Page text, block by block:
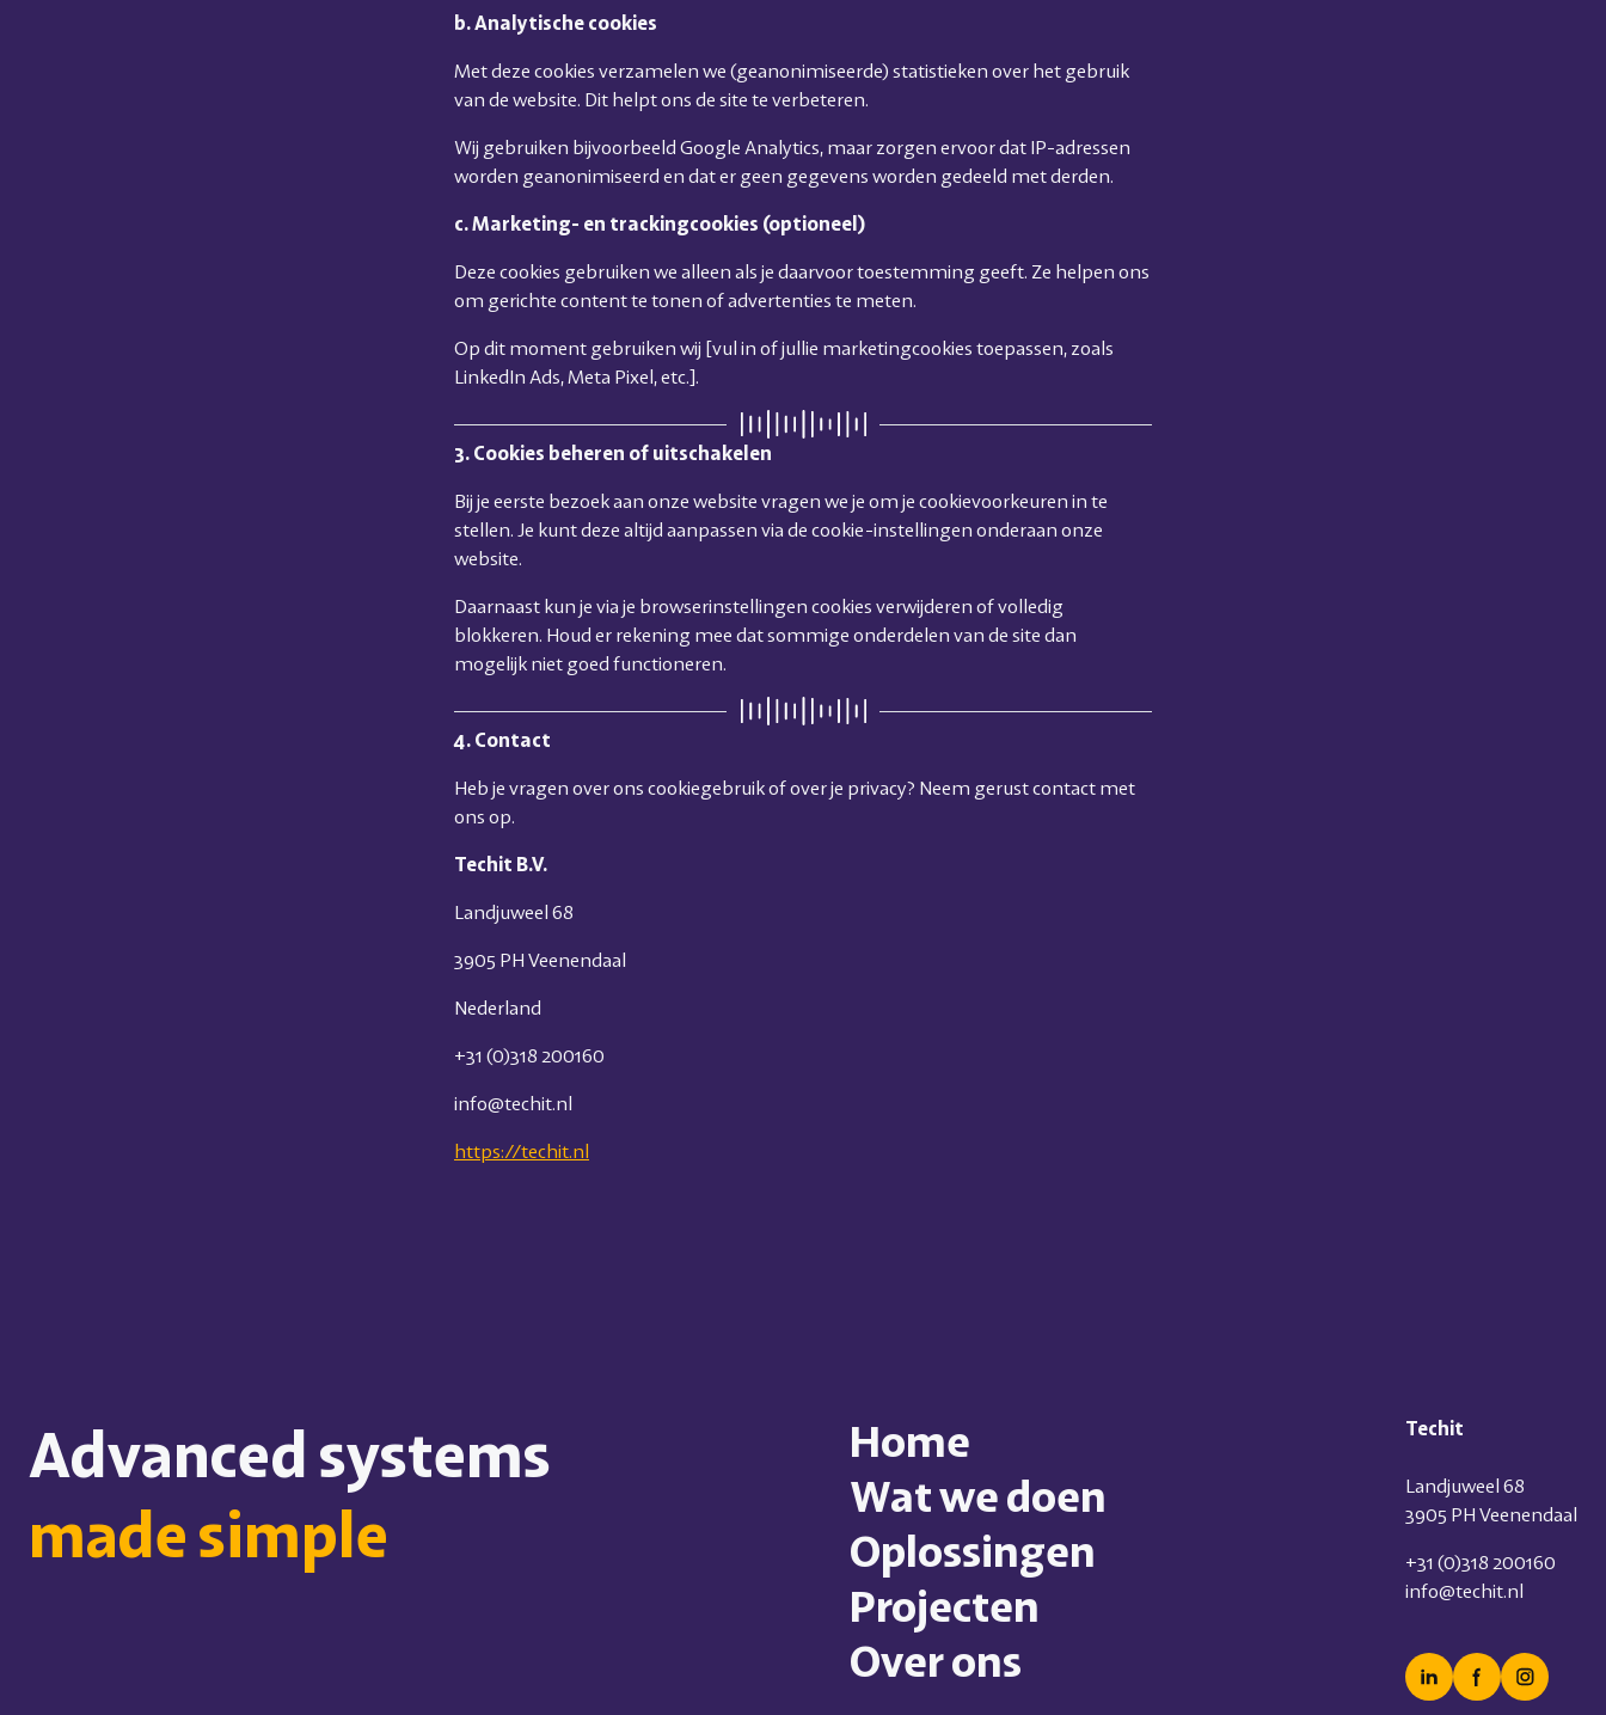
b. Analytische cookies
Met deze cookies verzamelen we (geanonimiseerde) statistieken over het gebruik
van de website. Dit helpt ons de site te verbeteren.
Wij gebruiken bijvoorbeeld Google Analytics, maar zorgen ervoor dat IP-adressen
worden geanonimiseerd en dat er geen gegevens worden gedeeld met derden.
c. Marketing- en trackingcookies (optioneel)
Deze cookies gebruiken we alleen als je daarvoor toestemming geeft. Ze helpen ons
om gerichte content te tonen of advertenties te meten.
Op dit moment gebruiken wij [vul in of jullie marketingcookies toepassen, zoals
LinkedIn Ads, Meta Pixel, etc.].
3. Cookies beheren of uitschakelen
Bij je eerste bezoek aan onze website vragen we je om je cookievoorkeuren in te
stellen. Je kunt deze altijd aanpassen via de cookie-instellingen onderaan onze
website.
Daarnaast kun je via je browserinstellingen cookies verwijderen of volledig
blokkeren. Houd er rekening mee dat sommige onderdelen van de site dan
mogelijk niet goed functioneren.
4. Contact
Heb je vragen over ons cookiegebruik of over je privacy? Neem gerust contact met
ons op.
Techit B.V.
Landjuweel 68
3905 PH Veenendaal
Nederland
+31 (0)318 200160
info@techit.nl
https://techit.nl
Advanced systems
made simple
Home
Wat we doen
Oplossingen
Projecten
Over ons
Techit
Landjuweel 68
3905 PH Veenendaal
+31 (0)318 200160
info@techit.nl